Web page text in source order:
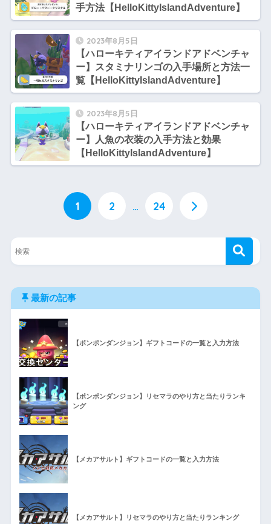
手方法【HelloKittyIslandAdventure】
2023年8月5日
【ハローキティアイランドアドベンチャ
ー】スタミナリンゴの入手場所と方法一
覧【HelloKittyIslandAdventure】
2023年8月5日
【ハローキティアイランドアドベンチャ
ー】人魚の衣装の入手方法と効果
【HelloKittyIslandAdventure】
1 2 … 24
最新の記事
【ポンポンダンジョン】ギフトコードの一覧と入力方法
【ポンポンダンジョン】リセマラのやり方と当たりランキ
ング
【メカアサルト】ギフトコードの一覧と入力方法
【メカアサルト】リセマラのやり方と当たりランキング